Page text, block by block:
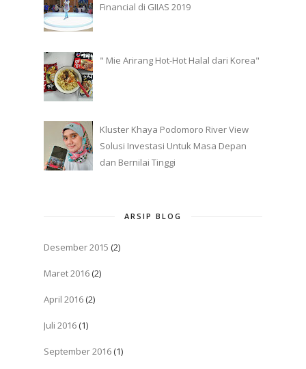
Financial di GIIAS 2019
" Mie Arirang Hot-Hot Halal dari Korea"
Kluster Khaya Podomoro River View
Solusi Investasi Untuk Masa Depan
dan Bernilai Tinggi
ARSIP BLOG
Desember 2015 (2)
Maret 2016 (2)
April 2016 (2)
Juli 2016 (1)
September 2016 (1)